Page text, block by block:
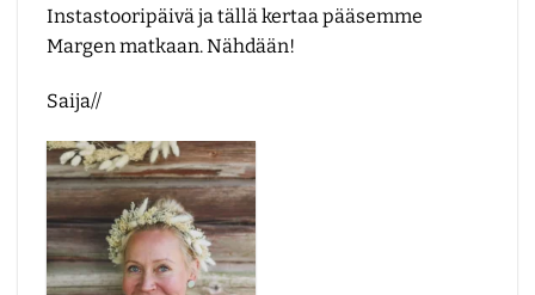
Instastooripäivä ja tällä kertaa pääsemme
Margen matkaan. Nähdään!
Saija//